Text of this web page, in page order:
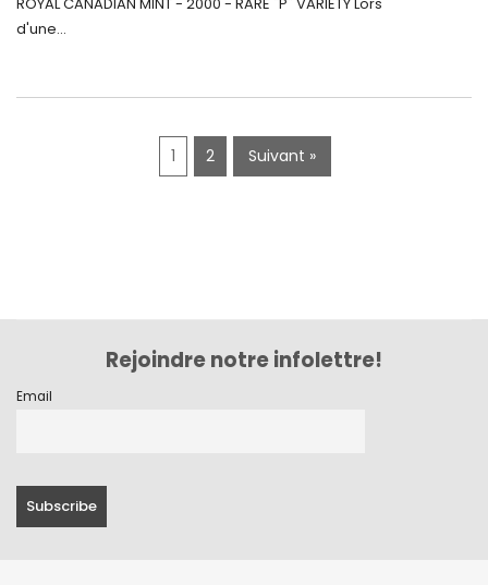
juin 2019
avril 2019
d'une...
1 2 Suivant »
Rejoindre notre infolettre!
Email